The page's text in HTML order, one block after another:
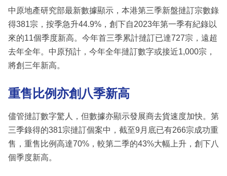
區
中原地產研究部最新數據顯示，本港第三季新盤撻訂宗數錄
得381宗，按季急升44.9%，創下自2023年第一季有紀錄以
來的11個季度新高。今年首三季累計撻訂已達727宗，遠超
去年全年。中原預計，今年全年撻訂數字或接近1,000宗，
將創三年新高。
重售比例亦創八季新高
儘管撻訂數字驚人，但數據亦顯示發展商去貨速度加快。第
三季錄得的381宗撻訂個案中，截至9月底已有266宗成功重
售，重售比例高達70%，較第二季的43%大幅上升，創下八
個季度新高。